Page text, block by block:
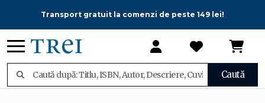
Transport gratuit la comenzi de peste 149 lei!
Caută